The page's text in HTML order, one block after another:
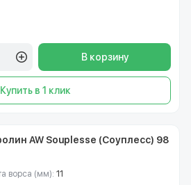
В корзину
Купить в 1 клик
AW Souplesse (Соуплесс) 98
ворса (мм): 11